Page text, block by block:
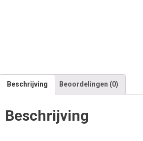
Beschrijving Beoordelingen (0)
Beschrijving